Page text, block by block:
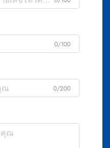
0/100
0/200